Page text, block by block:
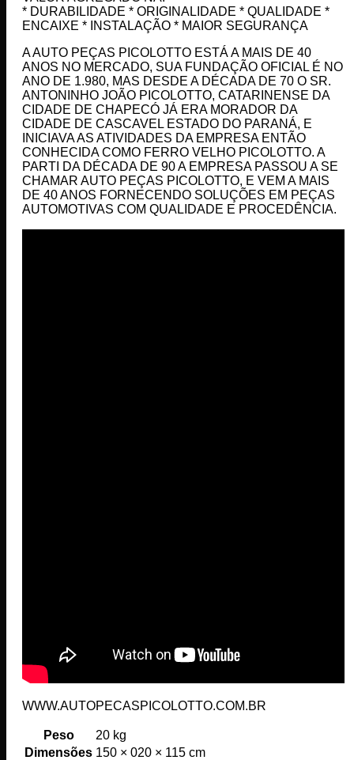
* DURABILIDADE * ORIGINALIDADE * QUALIDADE *
ENCAIXE * INSTALAÇÃO * MAIOR SEGURANÇA
A AUTO PEÇAS PICOLOTTO ESTÁ A MAIS DE 40
ANOS NO MERCADO, SUA FUNDAÇÃO OFICIAL É NO
ANO DE 1.980, MAS DESDE A DÉCADA DE 70 O SR.
ANTONINHO JOÃO PICOLOTTO, CATARINENSE DA
CIDADE DE CHAPECÓ JÁ ERA MORADOR DA
CIDADE DE CASCAVEL ESTADO DO PARANÁ, E
INICIAVA AS ATIVIDADES DA EMPRESA ENTÃO
CONHECIDA COMO FERRO VELHO PICOLOTTO. A
PARTI DA DÉCADA DE 90 A EMPRESA PASSOU A SE
CHAMAR AUTO PEÇAS PICOLOTTO, E VEM A MAIS
DE 40 ANOS FORNECENDO SOLUÇÕES EM PEÇAS
AUTOMOTIVAS COM QUALIDADE E PROCEDÊNCIA.
WWW.AUTOPECASPICOLOTTO.COM.BR
Peso
20 kg
Dimensões 150 × 020 × 115 cm